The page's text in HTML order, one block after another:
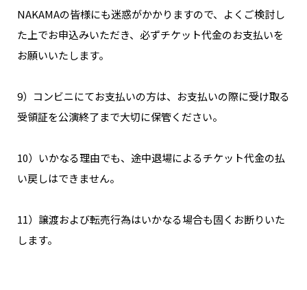
NAKAMAの皆様にも迷惑がかかりますので、よくご検討し
た上でお申込みいただき、必ずチケット代金のお支払いを
お願いいたします。
9）コンビニにてお支払いの方は、お支払いの際に受け取る
受領証を公演終了まで大切に保管ください。
10）いかなる理由でも、途中退場によるチケット代金の払
い戻しはできません。
11）譲渡および転売行為はいかなる場合も固くお断りいた
します。